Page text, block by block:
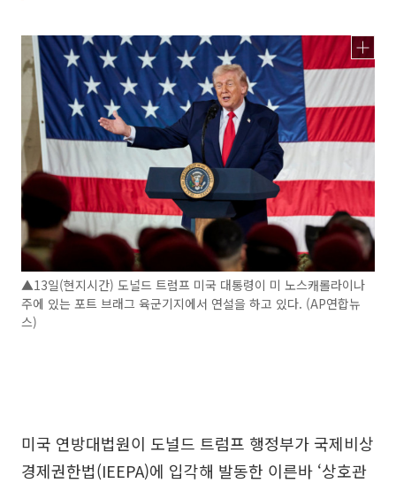
▲13일(현지시간) 도널드 트럼프 미국 대통령이 미 노스캐롤라이나
주에 있는 포트 브래그 육군기지에서 연설을 하고 있다. (AP연합뉴
스)
미국 연방대법원이 도널드 트럼프 행정부가 국제비상
경제권한법(IEEPA)에 입각해 발동한 이른바 ‘상호관